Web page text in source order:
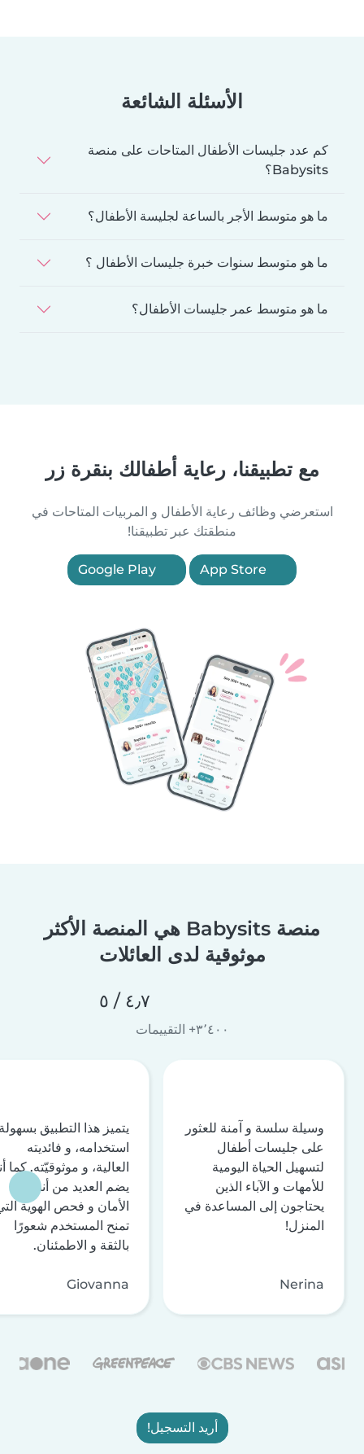
الأسئلة الشائعة
كم عدد جليسات الأطفال المتاحات على منصة
Babysits؟
ما هو متوسط الأجر بالساعة لجليسة الأطفال؟
ما هو متوسط سنوات خبرة جليسات الأطفال ؟
ما هو متوسط عمر جليسات الأطفال؟
مع تطبيقنا، رعاية أطفالك بنقرة زر
استعرضي وظائف رعاية الأطفال و المربيات المتاحات في
منطقتك عبر تطبيقنا!
منصة Babysits هي المنصة الأكثر
موثوقية لدى العائلات
٤٫٧ / ٥
٣٬٤٠٠+ التقييمات
وسيلة سلسة و آمنة للعثور
على جليسات أطفال
لتسهيل الحياة اليومية
للأمهات و الآباء الذين
يحتاجون إلى المساعدة في
المنزل!
Nerina
يتميز هذا التطبيق
استخدامه، و فائديته
العالية، و موثوقيّته. كما
يضم العديد من أنظمة
الأمان و فحص الهوية
تمنح المستخدم شعورًا
بالثقة و الاطمئنان.
Giovanna
أريد التسجيل!